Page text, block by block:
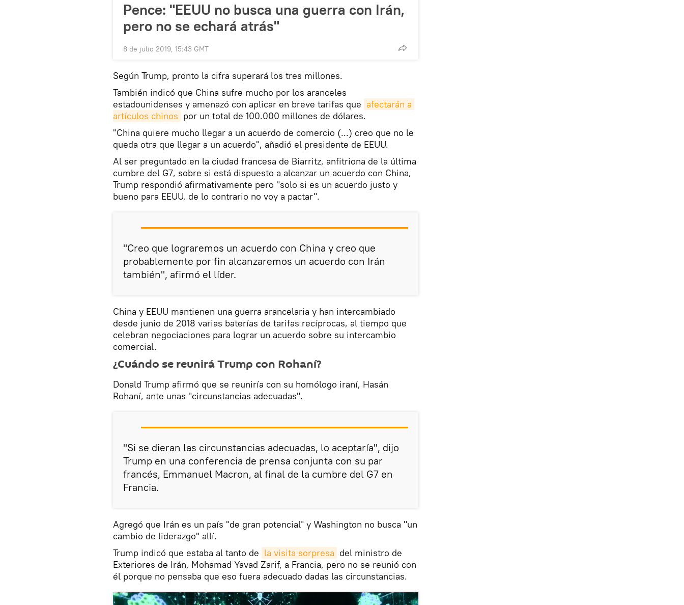
Pence: "EEUU no busca una guerra con Irán,
pero no se echará atrás"
8 de julio 2019, 15:43 GMT
Según Trump, pronto la cifra superará los tres millones.
También indicó que China sufre mucho por los aranceles
estadounidenses y amenazó con aplicar en breve tarifas que afectarán a
artículos chinos por un total de 100.000 millones de dólares.
"China quiere mucho llegar a un acuerdo de comercio (...) creo que no le
queda otra que llegar a un acuerdo", añadió el presidente de EEUU.
Al ser preguntado en la ciudad francesa de Biarritz, anfitriona de la última
cumbre del G7, sobre si está dispuesto a alcanzar un acuerdo con China,
Trump respondió afirmativamente pero "solo si es un acuerdo justo y
bueno para EEUU, de lo contrario no voy a pactar".
"Creo que lograremos un acuerdo con China y creo que
probablemente por fin alcanzaremos un acuerdo con Irán
también", afirmó el líder.
China y EEUU mantienen una guerra arancelaria y han intercambiado
desde junio de 2018 varias baterías de tarifas recíprocas, al tiempo que
celebran negociaciones para lograr un acuerdo sobre su intercambio
comercial.
¿Cuándo se reunirá Trump con Rohaní?
Donald Trump afirmó que se reuniría con su homólogo iraní, Hasán
Rohaní, ante unas "circunstancias adecuadas".
"Si se dieran las circunstancias adecuadas, lo aceptaría", dijo
Trump en una conferencia de prensa conjunta con su par
francés, Emmanuel Macron, al final de la cumbre del G7 en
Francia.
Agregó que Irán es un país "de gran potencial" y Washington no busca "un
cambio de liderazgo" allí.
Trump indicó que estaba al tanto de la visita sorpresa del ministro de
Exteriores de Irán, Mohamad Yavad Zarif, a Francia, pero no se reunió con
él porque no pensaba que eso fuera adecuado dadas las circunstancias.